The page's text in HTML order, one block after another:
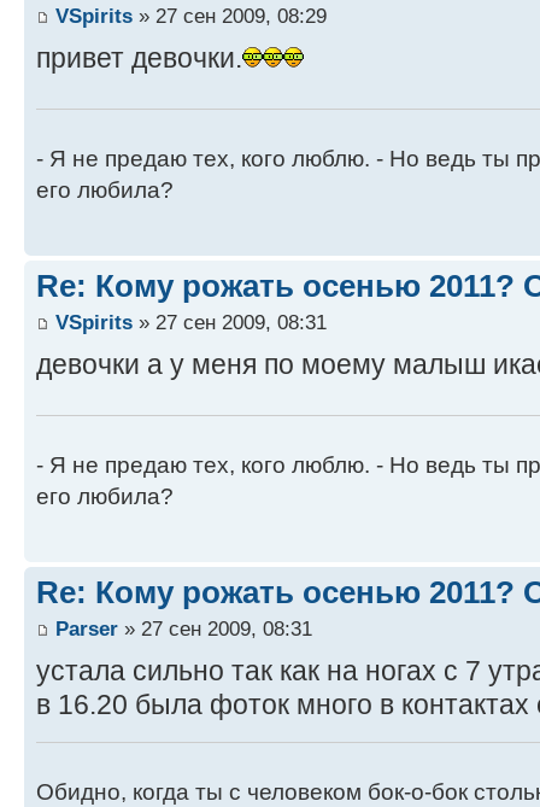
VSpirits » 27 сен 2009, 08:29
привет девочки.
- Я не предаю тех, кого люблю. - Но ведь ты
его любила?
Re: Кому рожать осенью 2011?
VSpirits » 27 сен 2009, 08:31
девочки а у меня по моему малыш
- Я не предаю тех, кого люблю. - Но ведь ты
его любила?
Re: Кому рожать осенью 2011?
Parser » 27 сен 2009, 08:31
устала сильно так как на ногах с 7
в 16.20 была фоток много в контактах
Обидно, когда ты с человеком бок-о-бок